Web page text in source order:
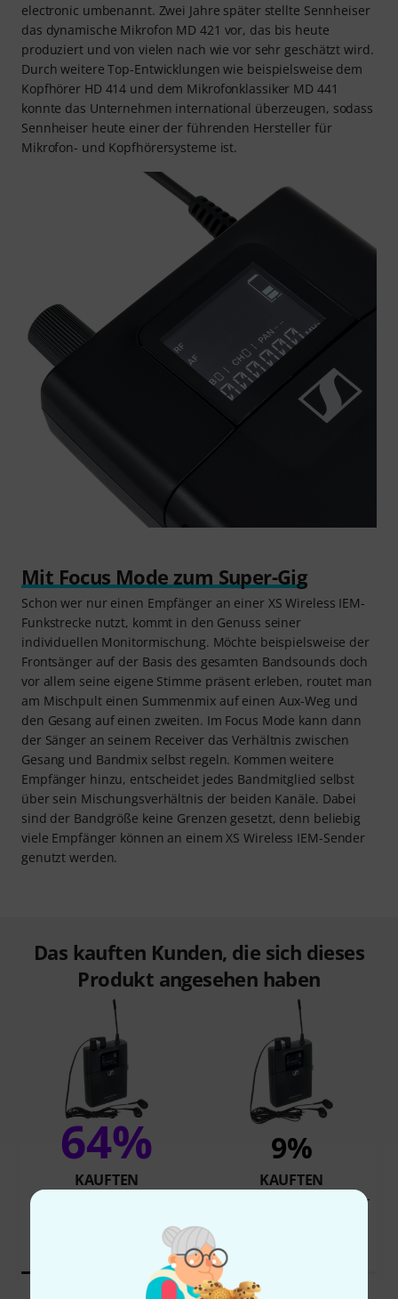
electronic umbenannt. Zwei Jahre später stellte Sennheiser
das dynamische Mikrofon MD 421 vor, das bis heute
produziert und von vielen nach wie vor sehr geschätzt wird.
Durch weitere Top-Entwicklungen wie beispielsweise dem
Kopfhörer HD 414 und dem Mikrofonklassiker MD 441
konnte das Unternehmen international überzeugen, sodass
Sennheiser heute einer der führenden Hersteller für
Mikrofon- und Kopfhörersysteme ist.
Mit Focus Mode zum Super-Gig
Schon wer nur einen Empfänger an einer XS Wireless IEM-
Funkstrecke nutzt, kommt in den Genuss seiner
individuellen Monitormischung. Möchte beispielsweise der
Frontsänger auf der Basis des gesamten Bandsounds doch
vor allem seine eigene Stimme präsent erleben, routet man
am Mischpult einen Summenmix auf einen Aux-Weg und
den Gesang auf einen zweiten. Im Focus Mode kann dann
der Sänger an seinem Receiver das Verhältnis zwischen
Gesang und Bandmix selbst regeln. Kommen weitere
Empfänger hinzu, entscheidet jedes Bandmitglied selbst
über sein Mischungsverhältnis der beiden Kanäle. Dabei
sind der Bandgröße keine Grenzen gesetzt, denn beliebig
viele Empfänger können an einem XS Wireless IEM-Sender
genutzt werden.
Das kauften Kunden, die sich dieses
Produkt angesehen haben
64%
KAUFTEN
9%
KAUFTEN
Sennheiser XSW IEM EK B-